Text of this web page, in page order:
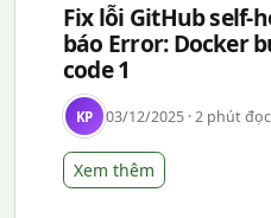
Fix lỗi GitHub self-
báo Error: Docker
code 1
KP 03/12/2025 · 2 phút đọc
Xem thêm